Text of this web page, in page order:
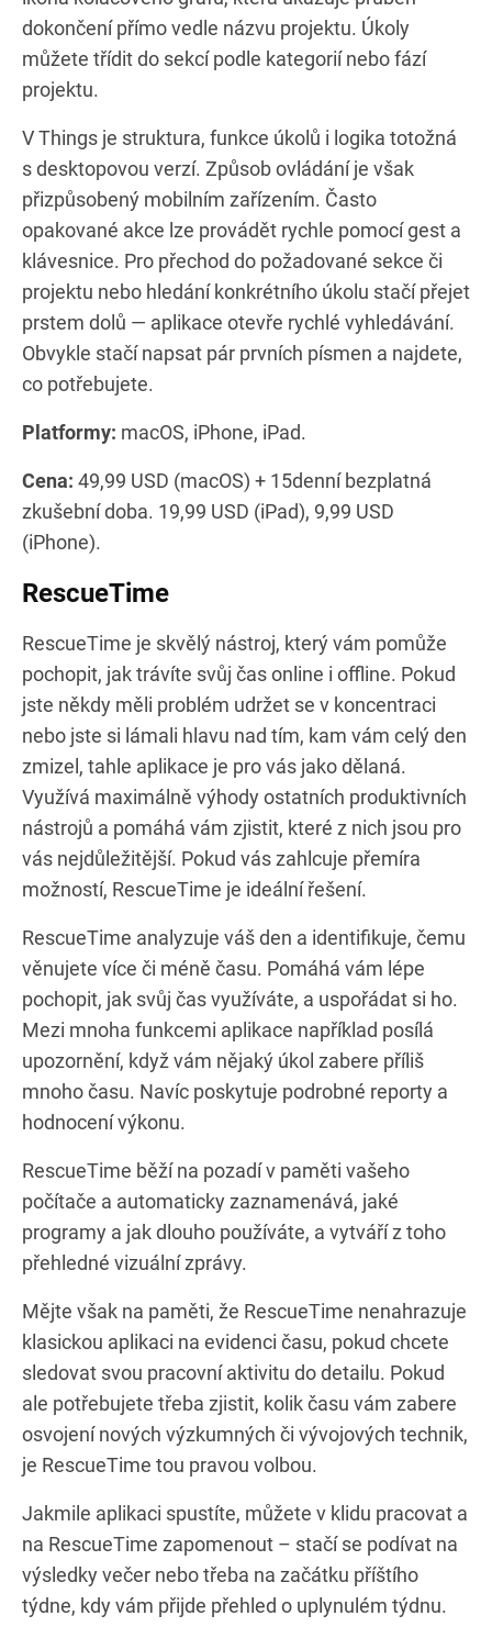
dokončení přímo vedle názvu projektu. Úkoly
můžete třídit do sekcí podle kategorií nebo fází
projektu.
V Things je struktura, funkce úkolů i logika totožná
s desktopovou verzí. Způsob ovládání je však
přizpůsobený mobilním zařízením. Často
opakované akce lze provádět rychle pomocí gest a
klávesnice. Pro přechod do požadované sekce či
projektu nebo hledání konkrétního úkolu stačí přejet
prstem dolů — aplikace otevře rychlé vyhledávání.
Obvykle stačí napsat pár prvních písmen a najdete,
co potřebujete.
Platformy: macOS, iPhone, iPad.
Cena: 49,99 USD (macOS) + 15denní bezplatná
zkušební doba. 19,99 USD (iPad), 9,99 USD
(iPhone).
RescueTime
RescueTime je skvělý nástroj, který vám pomůže
pochopit, jak trávíte svůj čas online i offline. Pokud
jste někdy měli problém udržet se v koncentraci
nebo jste si lámali hlavu nad tím, kam vám celý den
zmizel, tahle aplikace je pro vás jako dělaná.
Využívá maximálně výhody ostatních produktivních
nástrojů a pomáhá vám zjistit, které z nich jsou pro
vás nejdůležitější. Pokud vás zahlcuje přemíra
možností, RescueTime je ideální řešení.
RescueTime analyzuje váš den a identifikuje, čemu
věnujete více či méně času. Pomáhá vám lépe
pochopit, jak svůj čas využíváte, a uspořádat si ho.
Mezi mnoha funkcemi aplikace například posílá
upozornění, když vám nějaký úkol zabere příliš
mnoho času. Navíc poskytuje podrobné reporty a
hodnocení výkonu.
RescueTime běží na pozadí v paměti vašeho
počítače a automaticky zaznamenává, jaké
programy a jak dlouho používáte, a vytváří z toho
přehledné vizuální zprávy.
Mějte však na paměti, že RescueTime nenahrazuje
klasickou aplikaci na evidenci času, pokud chcete
sledovat svou pracovní aktivitu do detailu. Pokud
ale potřebujete třeba zjistit, kolik času vám zabere
osvojení nových výzkumných či vývojových technik,
je RescueTime tou pravou volbou.
Jakmile aplikaci spustíte, můžete v klidu pracovat a
na RescueTime zapomenout – stačí se podívat na
výsledky večer nebo třeba na začátku příštího
týdne, kdy vám přijde přehled o uplynulém týdnu.